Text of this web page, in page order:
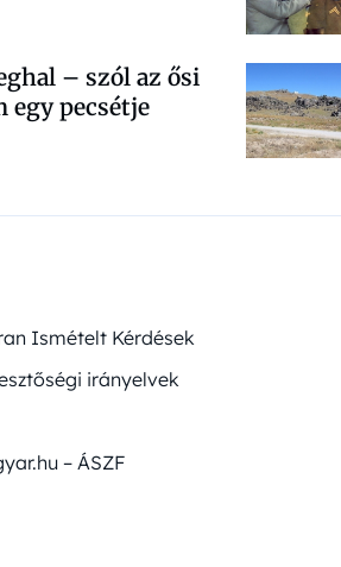
– szól az ősi
egy pecsétje
Ismételt Kérdések
irányelvek
– ÁSZF